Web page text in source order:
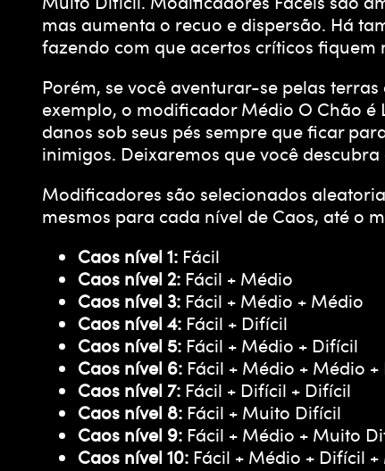
mas aumenta o recuo e dispersão. Há
fazendo com que acertos críticos fiquem
Porém, se você aventurar-se pelas
exemplo, o modificador Médio O Chão
danos sob seus pés sempre que ficar
inimigos. Deixaremos que você
Modificadores são selecionados
mesmos para cada nível de Caos, até o
Caos nível 1: Fácil
Caos nível 2: Fácil + Médio
Caos nível 3: Fácil + Médio + Médio
Caos nível 4: Fácil + Difícil
Caos nível 5: Fácil + Médio + Difícil
Caos nível 6: Fácil + Médio + Médio
Caos nível 7: Fácil + Difícil + Difícil
Caos nível 8: Fácil + Muito Difícil
Caos nível 9: Fácil + Médio + Muito
Caos nível 10: Fácil + Médio + Difícil